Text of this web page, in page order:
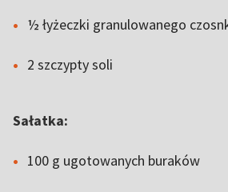
½ łyżeczki granulowanego
2 szczypty soli
Sałatka:
100 g ugotowanych buraków